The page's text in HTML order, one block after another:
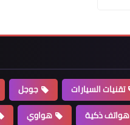
تقنيات السيارات جوجل
هواتف ذكية هواوي